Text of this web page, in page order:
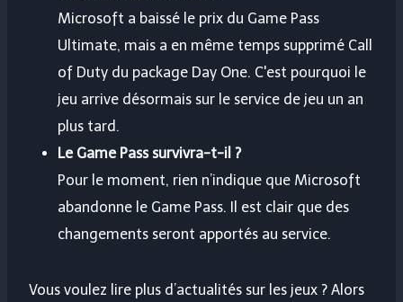
Microsoft a baissé le prix du Game Pass
Ultimate, mais a en même temps supprimé Call
of Duty du package Day One. C'est pourquoi le
jeu arrive désormais sur le service de jeu un an
plus tard.
Le Game Pass survivra-t-il ?
Pour le moment, rien n’indique que Microsoft
abandonne le Game Pass. Il est clair que des
changements seront apportés au service.
Vous voulez lire plus d’actualités sur les jeux ? Alors